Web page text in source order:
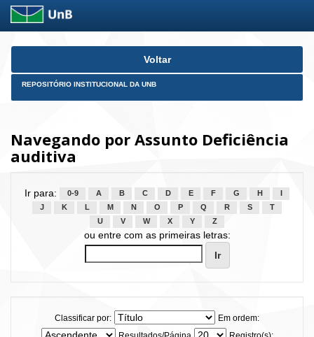
Skip
Voltar
REPOSITÓRIO INSTITUCIONAL DA UNB
Navegando por Assunto Deficiência
auditiva
Ir para: 0-9 A B C D E F G H
J
K L M N O P Q R S
T
U
V W X Y Z
ou entre com as primeiras letras:
Classificar por:
Em ordem: